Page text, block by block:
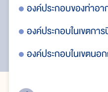
องค์ประกอบของท่าอ
องค์ประกอบในเขตกา
องค์ประกอบในเขตนอ